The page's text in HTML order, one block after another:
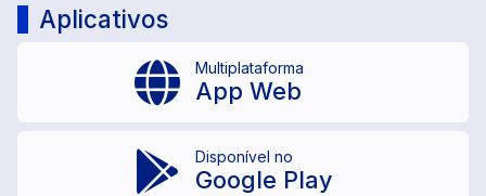
Aplicativos
Multiplataforma
App Web
Disponível no
Google Play